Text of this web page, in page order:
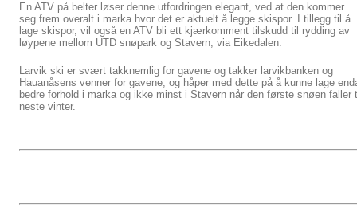
En ATV på belter løser denne utfordringen elegant, ved at den kommer
seg frem overalt i marka hvor det er aktuelt å legge skispor. I tillegg til å
lage skispor, vil også en ATV bli ett kjærkomment tilskudd til rydding av
løypene mellom UTD snøpark og Stavern, via Eikedalen.
Larvik ski er svært takknemlig for gavene og takker larvikbanken og
Hauanåsens venner for gavene, og håper med dette på å kunne lage
bedre forhold i marka og ikke minst i Stavern når den første snøen faller
neste vinter.